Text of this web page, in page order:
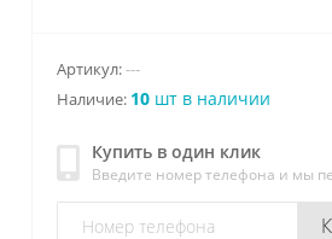
Артикул:---
Наличие: 10 шт в наличии
Купить в один клик
Введите номер телефона и мы